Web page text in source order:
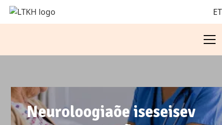
ET
Neuroloogiaõe iseseisev